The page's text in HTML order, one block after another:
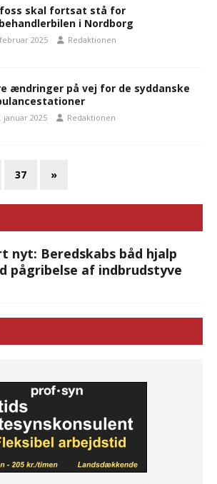
skal fortsat stå for
i Nordborg
2025 Redaktionen
ændringer på vej for de syddanske
januar 2025 Redaktionen
37 »
nyt: Beredskabs båd hjalp
pågribelse af indbrudstyve